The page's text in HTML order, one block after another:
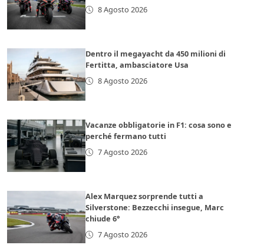
8 Agosto 2026
Dentro il megayacht da 450 milioni di
Fertitta, ambasciatore Usa
8 Agosto 2026
Vacanze obbligatorie in F1: cosa sono e
perché fermano tutti
7 Agosto 2026
Alex Marquez sorprende tutti a
Silverstone: Bezzecchi insegue, Marc
chiude 6°
7 Agosto 2026